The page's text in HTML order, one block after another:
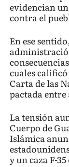
evidencian
contra el
En ese
cuales
Carta de las
pactada entre
La tensión
Cuerpo de
Islámica
y un caza F-